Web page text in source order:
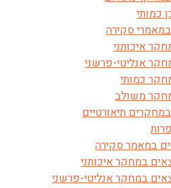
כמותי
סקירה
איכותני
אנליטי-פרשני
כמותי
משולב
תיאורטיים
במאמר סקירה
במחקר איכותני
במחקר אנליטי-פרשני